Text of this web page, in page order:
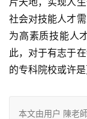
社会对技能人才
为高素质技能人
此，对于有志于
的专科院校或许是
本文由用户 陳老